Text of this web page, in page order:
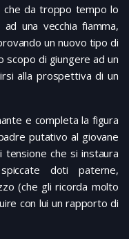
da troppo tempo lo
una vecchia fiamma,
un nuovo tipo di
scopo di giungere ad un
alla prospettiva di un
e completa la figura
putativo al giovane
tensione che si instaura
doti paterne,
(che gli ricorda molto
con lui un rapporto di